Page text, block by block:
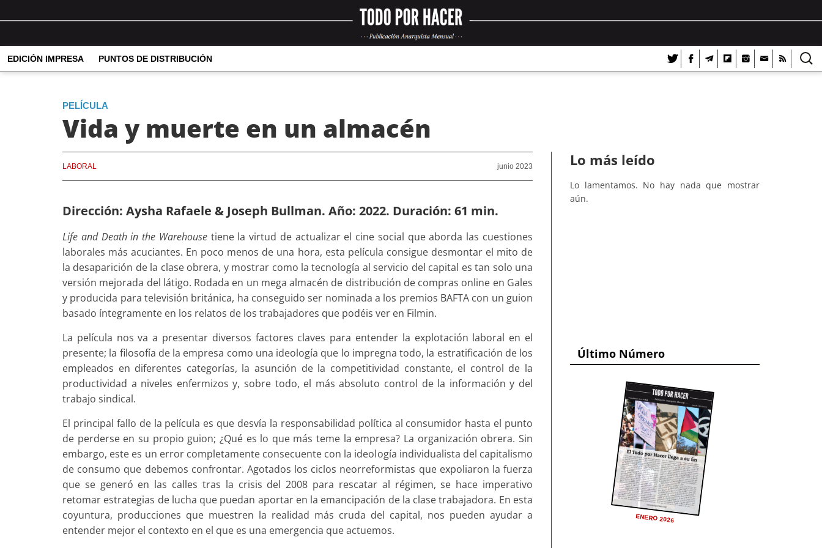
EDICIÓN IMPRESA PUNTOS DE DISTRIBUCIÓN
PELÍCULA
Vida y muerte en un almacén
junio 2023
LABORAL
Dirección: Aysha Rafaele & Joseph Bullman. Año: 2022. Duración: 61 min.
Life and Death in the Warehousetiene la virtud de actualizar el cine social que aborda las cuestiones
laborales más acuciantes. En poco menos de una hora, esta película consigue desmontar el mito de
la desaparición de la clase obrera, y mostrar como la tecnología al servicio del capital es tan solo una
versión mejorada del látigo. Rodada en un mega almacén de distribución de compras online en Gales
y producida para televisión británica, ha conseguido ser nominada a los premios BAFTA con un guion
basado íntegramente en los relatos de los trabajadores que podéis ver en Filmin.
La película nos va a presentar diversos factores claves para entender la explotación laboral en el
presente; la filosofía de la empresa como una ideología que lo impregna todo, la estratificación de los
empleados en diferentes categorías, la asunción de la competitividad constante, el control de la
productividad a niveles enfermizos y, sobre todo, el más absoluto control de la información y del
trabajo sindical.
El principal fallo de la película es que desvía la responsabilidad política al consumidor hasta el punto
de perderse en su propio guion; ¿Qué es lo que más teme la empresa? La organización obrera. Sin
embargo, este es un error completamente consecuente con la ideología individualista del capitalismo
de consumo que debemos confrontar. Agotados los ciclos neorreformistas que expoliaron la fuerza
que se generó en las calles tras la crisis del 2008 para rescatar al régimen, se hace imperativo
retomar estrategias de lucha que puedan aportar en la emancipación de la clase trabajadora. En esta
coyuntura, producciones que muestren la realidad más cruda del capital, nos pueden ayudar a
entender mejor el contexto en el que es una emergencia que actuemos.
Lo más leído
Lo lamentamos. No hay nada que mostrar
aún.
Último Número
ENERO 2026